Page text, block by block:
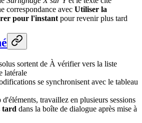
correspondance avec Utiliser la
pour l'instant pour revenir plus tard
sortent de À vérifier vers la liste
latérale
se synchronisent avec le tableau
d'éléments, travaillez en plusieurs sessions
tard dans la boîte de dialogue après mise à